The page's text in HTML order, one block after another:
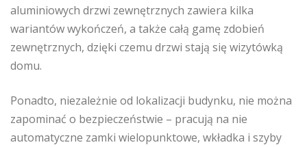
aluminiowych drzwi zewnętrznych zawiera kilka
wariantów wykończeń, a także całą gamę zdobień
zewnętrznych, dzięki czemu drzwi stają się wizytówką
domu.
Ponadto, niezależnie od lokalizacji budynku, nie można
zapominać o bezpieczeństwie – pracują na nie
automatyczne zamki wielopunktowe, wkładka i szyby